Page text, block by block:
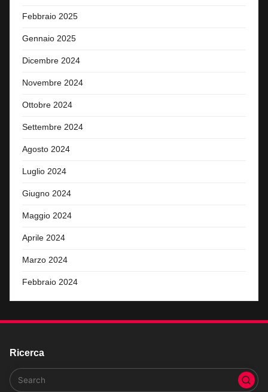
Febbraio 2025
Gennaio 2025
Dicembre 2024
Novembre 2024
Ottobre 2024
Settembre 2024
Agosto 2024
Luglio 2024
Giugno 2024
Maggio 2024
Aprile 2024
Marzo 2024
Febbraio 2024
Ricerca